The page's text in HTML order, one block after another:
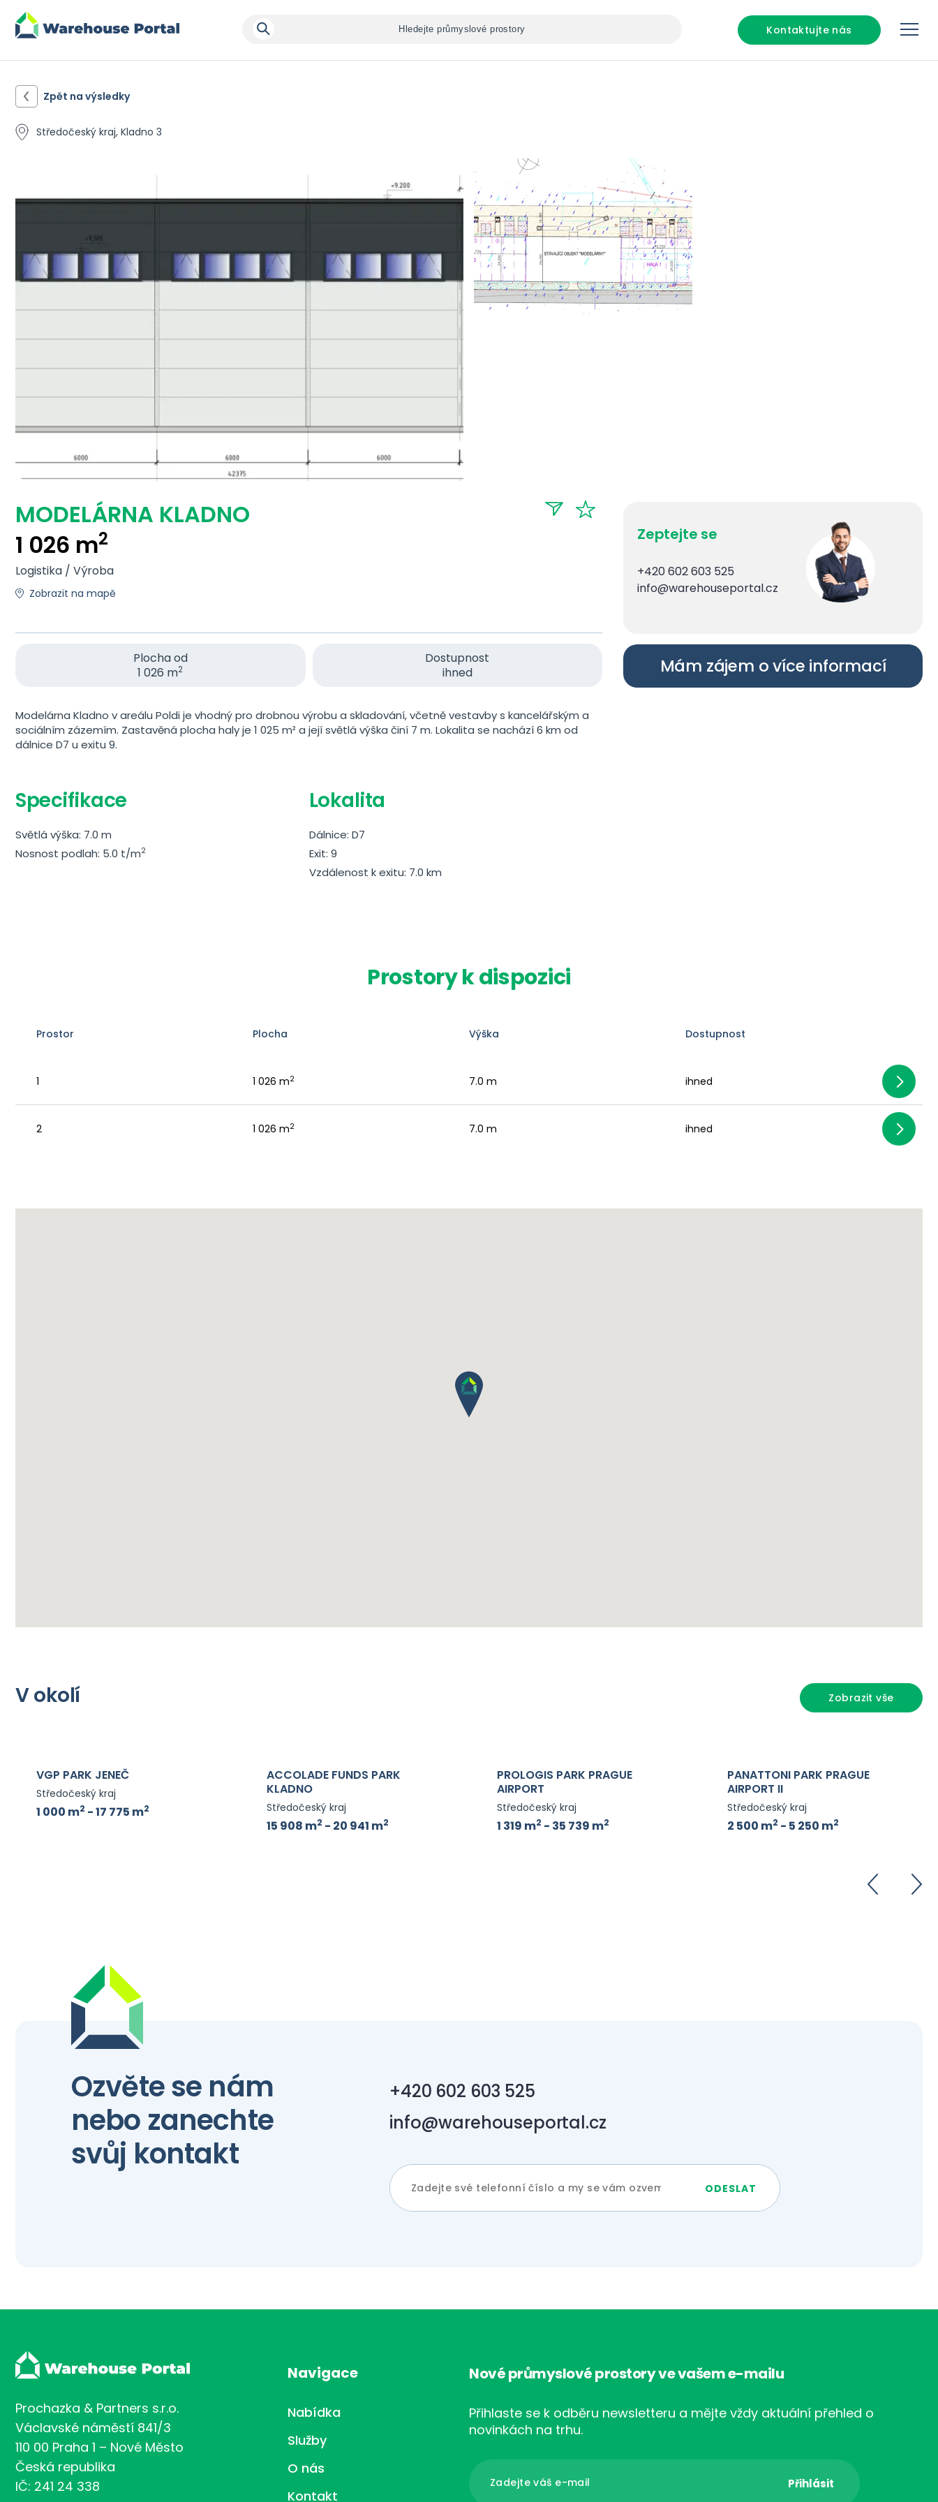
Kontaktujte nás
Zpět na výsledky
Středočeský kraj, Kladno 3
MODELÁRNA KLADNO
1 026 m2
Logistika / Výroba
Zobrazit na mapě
Plocha od
1 026 m2
Dostupnost
ihned
Modelárna Kladno v areálu Poldi je vhodný pro drobnou výrobu a skladování, včetně vestavby s kancelářským a
sociálním zázemím. Zastavěná plocha haly je 1 025 m² a její světlá výška činí 7 m. Lokalita se nachází 6 km od
dálnice D7 u exitu 9.
Specifikace
Světlá výška: 7.0 m
Nosnost podlah: 5.0 t/m2
Lokalita
Dálnice: D7
Exit: 9
Vzdálenost k exitu: 7.0 km
Zeptejte se
+420 602 603 525
info@warehouseportal.cz
Mám zájem o více informací
Prostory k dispozici
Prostor Plocha Výška Dostupnost
1 1 026 m2 7.0 m ihned
2 1 026 m2 7.0 m ihned
V okolí Zobrazit vše
VGP PARK JENEČ
Středočeský kraj
1 000 m2 - 17 775 m2
ACCOLADE FUNDS PARK
KLADNO
Středočeský kraj
15 908 m2 - 20 941 m2
PROLOGIS PARK PRAGUE
AIRPORT
Středočeský kraj
1 319 m2 - 35 739 m2
PANATTONI PARK PRAGUE
AIRPORT II
Středočeský kraj
2 500 m2 - 5 250 m2
Ozvěte se nám
nebo zanechte
svůj kontakt
+420 602 603 525
info@warehouseportal.cz
Prochazka & Partners s.r.o.
Václavské náměstí 841/3
110 00 Praha 1 – Nové Město
Česká republika
IČ: 241 24 338
Navigace
Nabídka
Služby
O nás
Kontakt
Nové průmyslové prostory ve vašem e-mailu
Přihlaste se k odběru newsletteru a mějte vždy aktuální přehled o
novinkách na trhu.